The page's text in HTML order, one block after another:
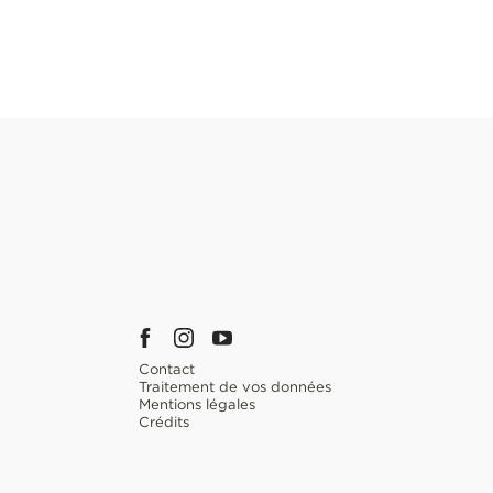
Contact
Mentions légales
Crédits
Traitement de vos données